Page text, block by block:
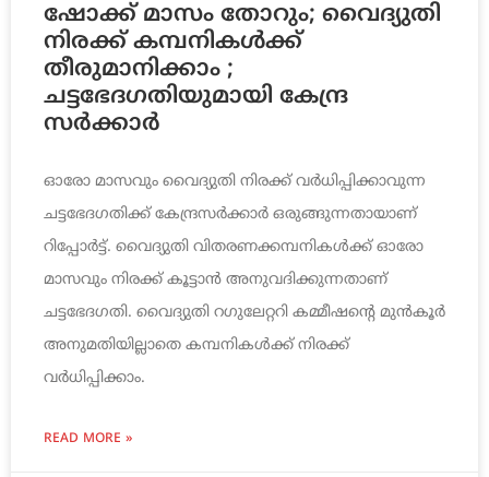
ഷോക്ക് മാസം തോറും; വൈദ്യുതി
നിരക്ക് കമ്പനികള്‍ക്ക്
തീരുമാനിക്കാം ;
ചട്ടഭേദഗതിയുമായി കേന്ദ്ര
സര്‍ക്കാര്‍
ഓരോ മാസവും വൈദ്യുതി നിരക്ക് വര്‍ധിപ്പിക്കാവുന്ന
ചട്ടഭേദഗതിക്ക് കേന്ദ്രസര്‍ക്കാര്‍ ഒരുങ്ങുന്നതായാണ്
റിപ്പോര്‍ട്ട്. വൈദ്യുതി വിതരണക്കമ്പനികള്‍ക്ക് ഓരോ
മാസവും നിരക്ക് കൂട്ടാന്‍ അനുവദിക്കുന്നതാണ്
ചട്ടഭേദഗതി. വൈദ്യുതി റഗുലേറ്ററി കമ്മീഷന്റെ മുന്‍കൂര്‍
അനുമതിയില്ലാതെ കമ്പനികള്‍ക്ക് നിരക്ക്
വര്‍ധിപ്പിക്കാം.
READ MORE »